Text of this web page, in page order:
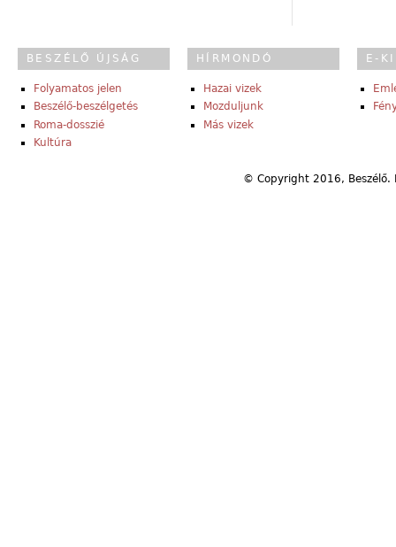
BESZÉLŐ ÚJSÁG
Folyamatos jelen
Beszélő-beszélgetés
Roma-dosszié
Kultúra
HÍRMONDÓ
Hazai vizek
Mozduljunk
Más vizek
E-
© Copyright 2016,